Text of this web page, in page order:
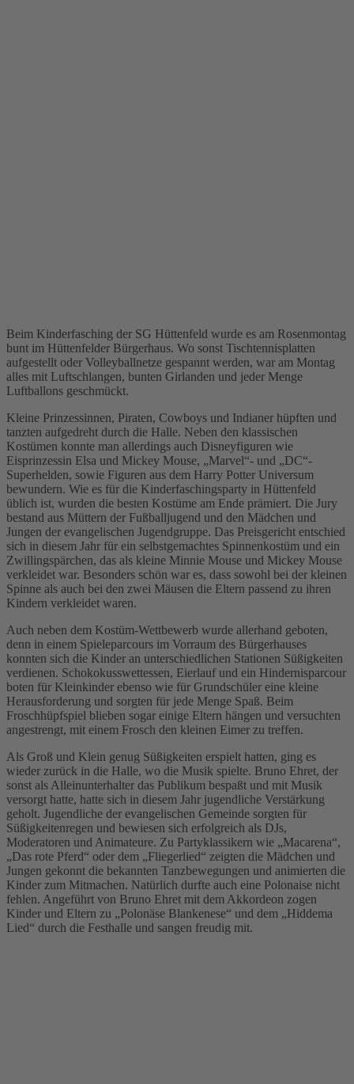
Beim Kinderfasching der SG Hüttenfeld wurde es am Rosenmontag
bunt im Hüttenfelder Bürgerhaus. Wo sonst Tischtennisplatten
aufgestellt oder Volleyballnetze gespannt werden, war am Montag
alles mit Luftschlangen, bunten Girlanden und jeder Menge
Luftballons geschmückt.
Kleine Prinzessinnen, Piraten, Cowboys und Indianer hüpften und
tanzten aufgedreht durch die Halle. Neben den klassischen
Kostümen konnte man allerdings auch Disneyfiguren wie
Eisprinzessin Elsa und Mickey Mouse, „Marvel“- und „DC“-
Superhelden, sowie Figuren aus dem Harry Potter Universum
bewundern. Wie es für die Kinderfaschingsparty in Hüttenfeld
üblich ist, wurden die besten Kostüme am Ende prämiert. Die Jury
bestand aus Müttern der Fußballjugend und den Mädchen und
Jungen der evangelischen Jugendgruppe. Das Preisgericht entschied
sich in diesem Jahr für ein selbstgemachtes Spinnenkostüm und ein
Zwillingspärchen, das als kleine Minnie Mouse und Mickey Mouse
verkleidet war. Besonders schön war es, dass sowohl bei der kleinen
Spinne als auch bei den zwei Mäusen die Eltern passend zu ihren
Kindern verkleidet waren.
Auch neben dem Kostüm-Wettbewerb wurde allerhand geboten,
denn in einem Spieleparcours im Vorraum des Bürgerhauses
konnten sich die Kinder an unterschiedlichen Stationen Süßigkeiten
verdienen. Schokokusswettessen, Eierlauf und ein Hindernisparcour
boten für Kleinkinder ebenso wie für Grundschüler eine kleine
Herausforderung und sorgten für jede Menge Spaß. Beim
Froschhüpfspiel blieben sogar einige Eltern hängen und versuchten
angestrengt, mit einem Frosch den kleinen Eimer zu treffen.
Als Groß und Klein genug Süßigkeiten erspielt hatten, ging es
wieder zurück in die Halle, wo die Musik spielte. Bruno Ehret, der
sonst als Alleinunterhalter das Publikum bespaßt und mit Musik
versorgt hatte, hatte sich in diesem Jahr jugendliche Verstärkung
geholt. Jugendliche der evangelischen Gemeinde sorgten für
Süßigkeitenregen und bewiesen sich erfolgreich als DJs,
Moderatoren und Animateure. Zu Partyklassikern wie „Macarena“,
„Das rote Pferd“ oder dem „Fliegerlied“ zeigten die Mädchen und
Jungen gekonnt die bekannten Tanzbewegungen und animierten die
Kinder zum Mitmachen. Natürlich durfte auch eine Polonaise nicht
fehlen. Angeführt von Bruno Ehret mit dem Akkordeon zogen
Kinder und Eltern zu „Polonäse Blankenese“ und dem „Hiddema
Lied“ durch die Festhalle und sangen freudig mit.